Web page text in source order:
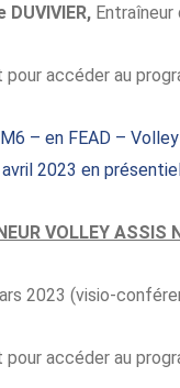
DUVIVIER, Entraîneur
accéder au
– en FEAD –
2023 en
VOLLEY ASSIS
2023 (visio-
accéder au